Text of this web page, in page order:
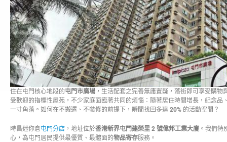
住在屯門核心地段的屯門市廣場 ，生活配套之完善無庸置疑，落街即可享受購
受歡迎的指標性屋苑，不少家庭面臨著共同的煩惱：隨著居住時間增長，紀念品
一寸角落。如何在不搬遷、不裝修的前提下，瞬間找回多達 20% 的活動空間？
時昌迷你倉屯門分店 ，地址位於香港新界屯門建榮里 2 號偉邦工業大廈 。我們特
心，為屯門居民提供最優質、最體面的物品寄存服務。